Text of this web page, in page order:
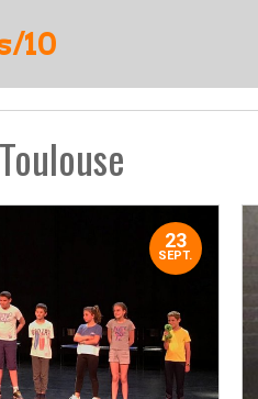
10
23
SEPT.